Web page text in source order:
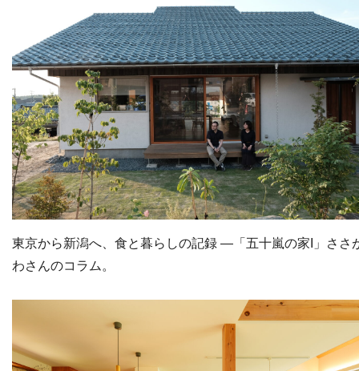
東京から新潟へ、食と暮らしの記録 ―「五十嵐の家I」ささ
わさんのコラム。